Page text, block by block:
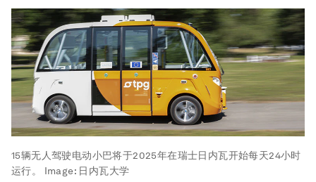
15辆无人驾驶电动小巴将于2025年在瑞士日内瓦开始每天24小时
运行。
Image: 日内瓦大学